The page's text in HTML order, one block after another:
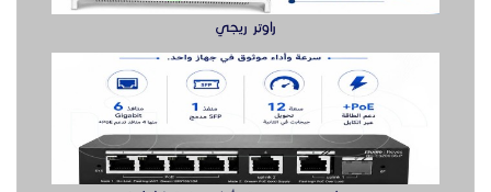
بوابه مواقف السيارات بوابة دخول وخروج